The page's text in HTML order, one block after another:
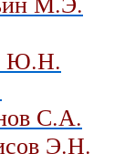
Ю.Н.
С.А.
Э.Н.